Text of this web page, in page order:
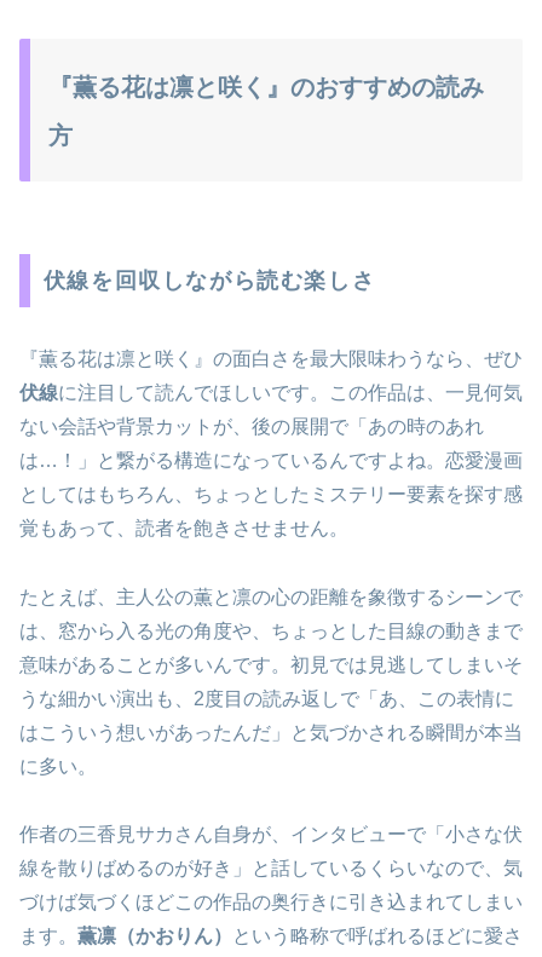
『薫る花は凛と咲く』のおすすめの読み
方
伏線を回収しながら読む楽しさ
『薫る花は凛と咲く』の面白さを最大限味わうなら、ぜひ
伏線に注目して読んでほしいです。この作品は、一見何気
ない会話や背景カットが、後の展開で「あの時のあれ
は…！」と繋がる構造になっているんですよね。恋愛漫画
としてはもちろん、ちょっとしたミステリー要素を探す感
覚もあって、読者を飽きさせません。
たとえば、主人公の薫と凛の心の距離を象徴するシーンで
は、窓から入る光の角度や、ちょっとした目線の動きまで
意味があることが多いんです。初見では見逃してしまいそ
うな細かい演出も、2度目の読み返しで「あ、この表情に
はこういう想いがあったんだ」と気づかされる瞬間が本当
に多い。
作者の三香見サカさん自身が、インタビューで「小さな伏
線を散りばめるのが好き」と話しているくらいなので、気
づけば気づくほどこの作品の奥行きに引き込まれてしまい
ます。 薫凛（かおりん）
という略称で呼ばれるほどに愛さ